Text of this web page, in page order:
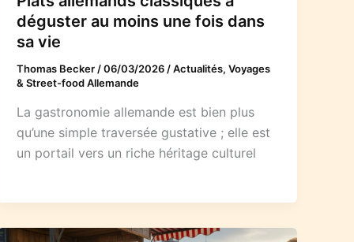
déguster au moins une fois dans
sa vie
Thomas Becker /06/03/2026 /Actualités, Voyages
& Street-food Allemande
La gastronomie allemande est bien plus
qu’une simple traversée gustative ; elle est
un portail vers un riche héritage culturel